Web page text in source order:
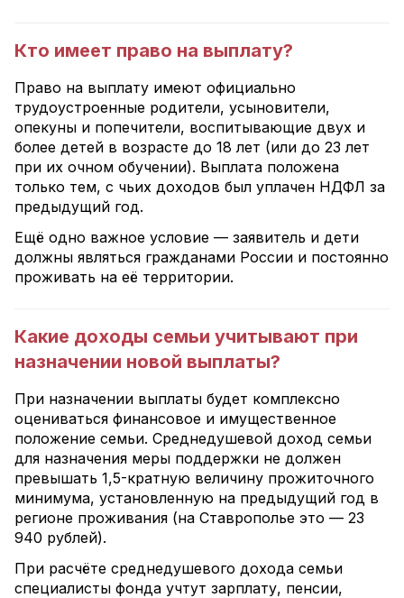
Кто имеет право на выплату?
Право на выплату имеют официально
трудоустроенные родители, усыновители,
опекуны и попечители, воспитывающие двух и
более детей в возрасте до 18 лет (или до 23 лет
при их очном обучении). Выплата положена
только тем, с чьих доходов был уплачен НДФЛ за
предыдущий год.
Ещё одно важное условие — заявитель и дети
должны являться гражданами России и постоянно
проживать на её территории.
Какие доходы семьи учитывают при
назначении новой выплаты?
При назначении выплаты будет комплексно
оцениваться финансовое и имущественное
положение семьи. Среднедушевой доход семьи
для назначения меры поддержки не должен
превышать 1,5-кратную величину прожиточного
минимума, установленную на предыдущий год в
регионе проживания (на Ставрополье это — 23
940 рублей).
При расчёте среднедушевого дохода семьи
специалисты фонда учтут зарплату, пенсии,